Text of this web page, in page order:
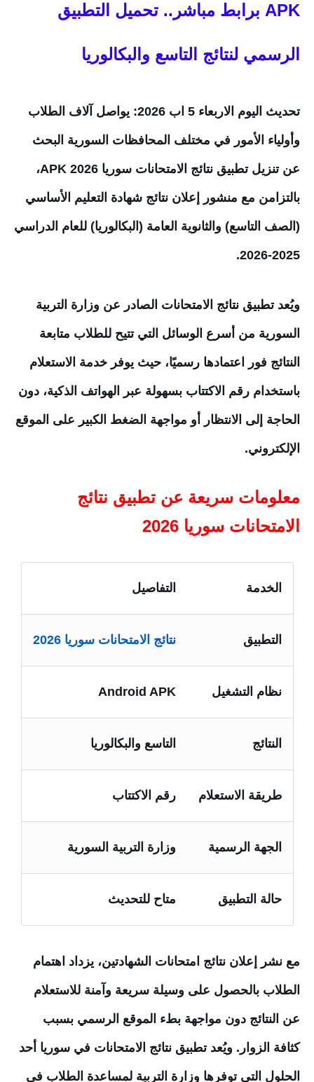
APK برابط مباشر.. تحميل التطبيق
الرسمي لنتائج التاسع والبكالوريا
تحديث اليوم الاربعاء 5 اب 2026: يواصل آلاف الطلاب
وأولياء الأمور في مختلف المحافظات السورية البحث
عن تنزيل تطبيق نتائج الامتحانات سوريا 2026 APK،
بالتزامن مع منشور إعلان نتائج شهادة التعليم الأساسي
(الصف التاسع) والثانوية العامة (البكالوريا) للعام الدراسي
2025-2026.
ويُعد تطبيق نتائج الامتحانات الصادر عن وزارة التربية
السورية من أسرع الوسائل التي تتيح للطلاب متابعة
النتائج فور اعتمادها رسميًا، حيث يوفر خدمة الاستعلام
باستخدام رقم الاكتتاب بسهولة عبر الهواتف الذكية، دون
الحاجة إلى الانتظار أو مواجهة الضغط الكبير على الموقع
الإلكتروني.
معلومات سريعة عن تطبيق نتائج
الامتحانات سوريا 2026
الخدمة التفاصيل
التطبيق نتائج الامتحانات سوريا 2026
نظام التشغيل Android APK
النتائج التاسع والبكالوريا
طريقة الاستعلام رقم الاكتتاب
الجهة الرسمية وزارة التربية السورية
حالة التطبيق متاح للتحديث
مع نشر إعلان نتائج امتحانات الشهادتين، يزداد اهتمام
الطلاب بالحصول على وسيلة سريعة وآمنة للاستعلام
عن النتائج دون مواجهة بطء الموقع الرسمي بسبب
كثافة الزوار. ويُعد تطبيق نتائج الامتحانات في سوريا أحد
الحلول التي توفرها وزارة التربية لمساعدة الطلاب في